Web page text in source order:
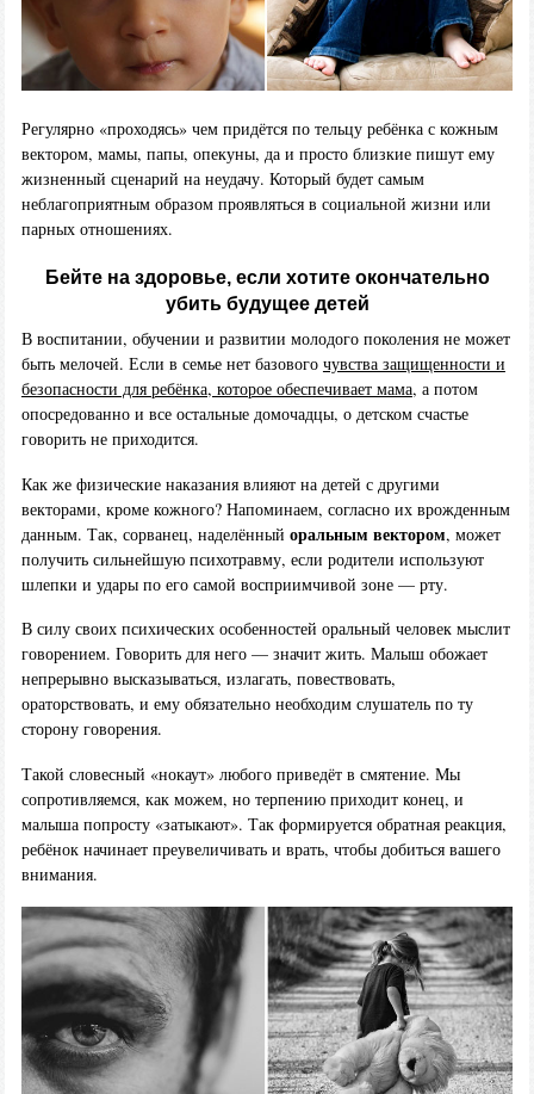
Регулярно «проходясь» чем придётся по тельцу ребёнка с кожным
вектором, мамы, папы, опекуны, да и просто близкие пишут ему
жизненный сценарий на неудачу. Который будет самым
неблагоприятным образом проявляться в социальной жизни или
парных отношениях.
Бейте на здоровье, если хотите окончательно
убить будущее детей
В воспитании, обучении и развитии молодого поколения не может
быть мелочей. Если в семье нет базового чувства защищенности и
безопасности для ребёнка, которое обеспечивает мама, а потом
опосредованно и все остальные домочадцы, о детском счастье
говорить не приходится.
Как же физические наказания влияют на детей с другими
векторами, кроме кожного? Напоминаем, согласно их врожденным
данным. Так, сорванец, наделённый оральным вектором, может
получить сильнейшую психотравму, если родители используют
шлепки и удары по его самой восприимчивой зоне — рту.
В силу своих психических особенностей оральный человек мыслит
говорением. Говорить для него — значит жить. Малыш обожает
непрерывно высказываться, излагать, повествовать,
ораторствовать, и ему обязательно необходим слушатель по ту
сторону говорения.
Такой словесный «нокаут» любого приведёт в смятение. Мы
сопротивляемся, как можем, но терпению приходит конец, и
малыша попросту «затыкают». Так формируется обратная реакция,
ребёнок начинает преувеличивать и врать, чтобы добиться вашего
внимания.